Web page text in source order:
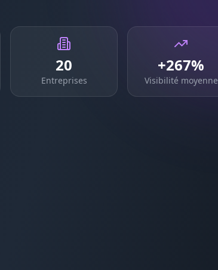
20
Entreprises
+267%
Visibilité moyenne